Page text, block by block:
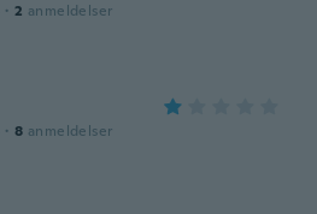
· 2 anmeldelser
· 8 anmeldelser